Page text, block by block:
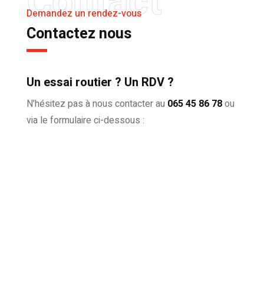
Demandez un rendez-vous
Contactez nous
Un essai routier ? Un RDV ?
N’hésitez pas à nous contacter au 065 45 86 78ou
via le formulaire ci-dessous :